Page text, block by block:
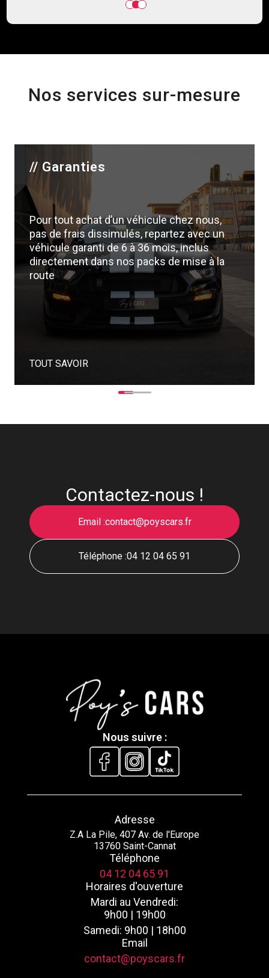
Nos services sur-mesure
// Garanties
Pour tout achat d’un véhicule chez nous,
pas de frais dissimulés, repartez avec un
véhicule garanti de 6 à 36 mois, inclus
directement dans nos packs de mise à la
route
TOUT SAVOIR
1 2 3 4
Contactez-nous !
Email :contact@poyscars.fr
Téléphone :04 12 04 65 91
Nous suivre :
Adresse
Z.A La Pile, 407 Av. de l'Europe
13760 Saint-Cannat
Téléphone
04 12 04 65 91
Horaires d'ouverture
Mardi au Vendredi:
9h00 | 19h00
Samedi: 9h00 | 18h00
Email
contact@poyscars.fr